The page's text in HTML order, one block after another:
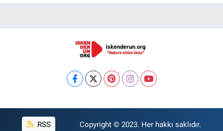
RSS Copyright © 2023. Her hakkı saklıdır.